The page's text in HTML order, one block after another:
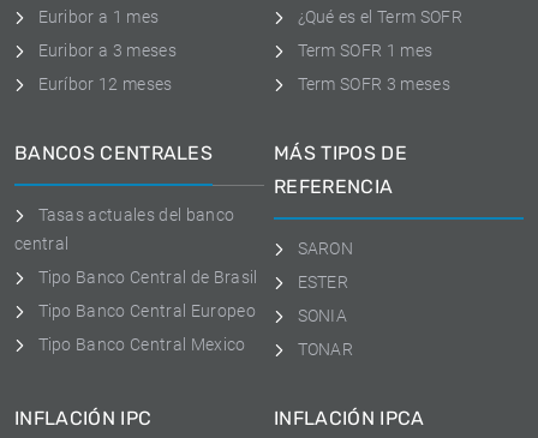
Euribor a 1 mes
Euribor a 3 meses
Euríbor 12 meses
¿Qué es el Term SOFR
Term SOFR 1 mes
Term SOFR 3 meses
BANCOS CENTRALES
Tasas actuales del banco
central
Tipo Banco Central de Brasil
Tipo Banco Central Europeo
Tipo Banco Central Mexico
MÁS TIPOS DE
REFERENCIA
SARON
ESTER
SONIA
TONAR
INFLACIÓN IPC INFLACIÓN IPCA